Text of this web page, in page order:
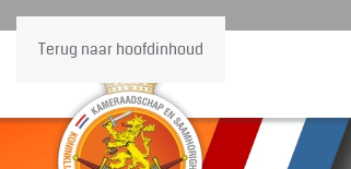
Terug naar hoofdinhoud